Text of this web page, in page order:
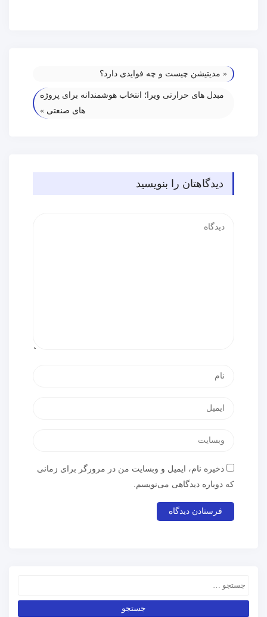
« مدیتیشن چیست و چه فوایدی دارد؟
مبدل های حرارتی ویرا؛ انتخاب هوشمندانه برای پروژه‌
های صنعتی »
دیدگاهتان را بنویسید
ذخیره نام، ایمیل و وبسایت من در مرورگر برای زمانی
که دوباره دیدگاهی می‌نویسم.